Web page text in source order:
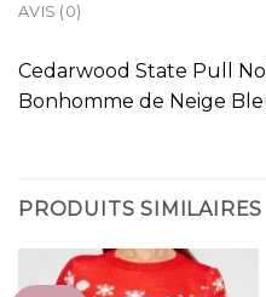
AVIS (0)
Cedarwood State Pull
Bonhomme de Neige
PRODUITS SIMILAIRES